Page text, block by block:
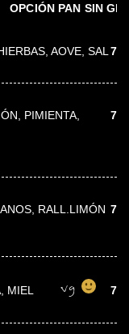
SIN GLUTEN + 1,50
AOVE, SAL 7
PIMIENTA,
7
RALL.LIMÓN 7
MIEL vg 7